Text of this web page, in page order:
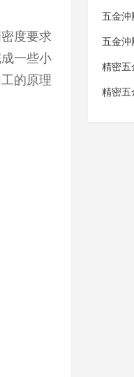
度要求
一些小
的原理
五金
五金
精密
精密五